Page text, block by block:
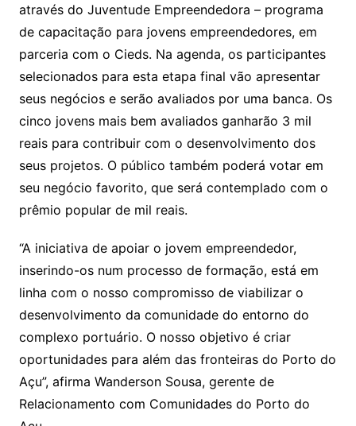
através do Juventude Empreendedora – programa
de capacitação para jovens empreendedores, em
parceria com o Cieds. Na agenda, os participantes
selecionados para esta etapa final vão apresentar
seus negócios e serão avaliados por uma banca. Os
cinco jovens mais bem avaliados ganharão 3 mil
reais para contribuir com o desenvolvimento dos
seus projetos. O público também poderá votar em
seu negócio favorito, que será contemplado com o
prêmio popular de mil reais.
“A iniciativa de apoiar o jovem empreendedor,
inserindo-os num processo de formação, está em
linha com o nosso compromisso de viabilizar o
desenvolvimento da comunidade do entorno do
complexo portuário. O nosso objetivo é criar
oportunidades para além das fronteiras do Porto do
Açu”, afirma Wanderson Sousa, gerente de
Relacionamento com Comunidades do Porto do